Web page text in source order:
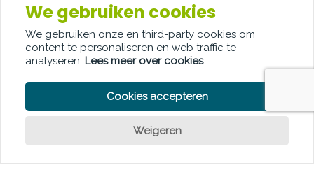
Over ons
Adverteren
Contact
We gebruiken cookies
We gebruiken onze en third-party cookies om
content te personaliseren en web traffic te
analyseren. Lees meer over cookies
Cookies accepteren
Weigeren